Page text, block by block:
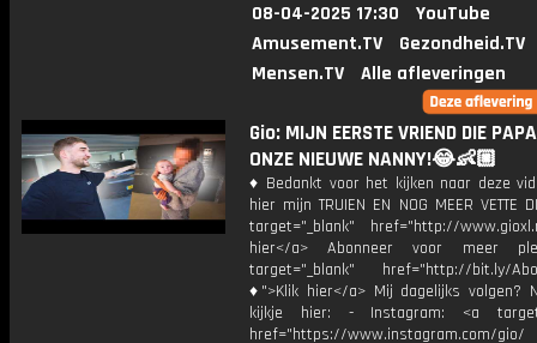
08-04-2025 17:30
YouTube
Amusement.TV
Gezondheid.TV
Mensen.TV
Alle afleveringen
Gio: MIJN EERSTE VRIEND DIE
ONZE NIEUWE NANNY!😂👶🏼
♦ Bedankt voor het kijken naar deze
hier mijn TRUIEN EN NOG MEER VETTE
target="_blank" href="http://
hier</a> Abonneer voor meer
target="_blank" href="http://bit.ly/
♦">Klik hier</a> Mij dagelijks volgen?
kijkje hier: - Instagram: <a
href="https://www.instagram.com/